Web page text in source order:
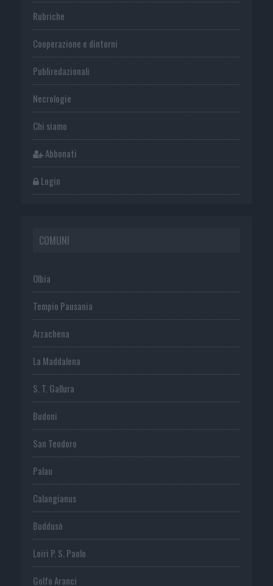
Rubriche
Cooperazione e dintorni
Publiredazionali
Necrologie
Chi siamo
Abbonati
Login
COMUNI
Olbia
Tempio Pausania
Arzachena
La Maddalena
S. T. Gallura
Budoni
San Teodoro
Palau
Calangianus
Buddusò
Loiri P. S. Paolo
Golfo Aranci